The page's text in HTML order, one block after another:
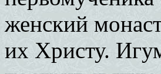
женский
их Христу.